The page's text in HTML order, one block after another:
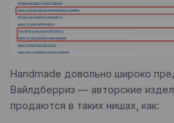
Handmade довольно широко
Вайлдберриз — авторские
продаются в таких нишах, как: